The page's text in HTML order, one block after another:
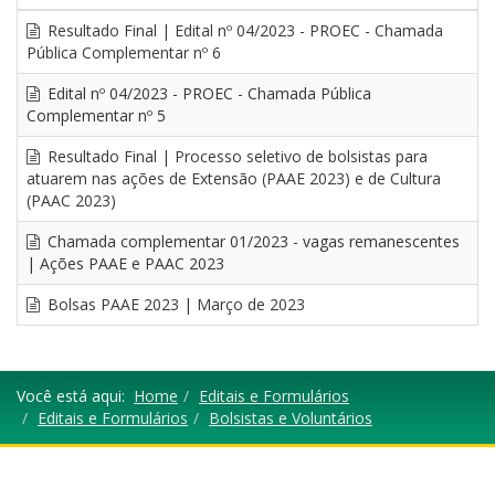
Resultado Final | Edital nº 04/2023 - PROEC - Chamada
Pública Complementar nº 6
Edital nº 04/2023 - PROEC - Chamada Pública
Complementar nº 5
Resultado Final | Processo seletivo de bolsistas para
atuarem nas ações de Extensão (PAAE 2023) e de Cultura
(PAAC 2023)
Chamada complementar 01/2023 - vagas remanescentes
| Ações PAAE e PAAC 2023
Bolsas PAAE 2023 | Março de 2023
Você está aqui: Home
Editais e Formulários
Editais e Formulários
Bolsistas e Voluntários